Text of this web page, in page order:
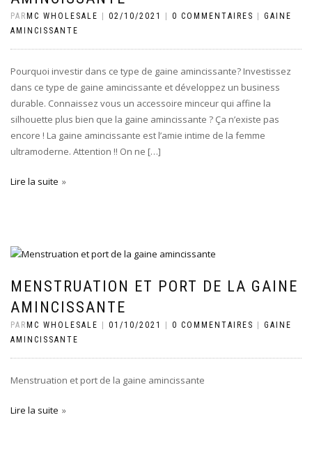
PAR MC WHOLESALE 02/10/2021 0 COMMENTAIRES
GAINE
AMINCISSANTE
Pourquoi investir dans ce type de gaine amincissante? Investissez
dans ce type de gaine amincissante et développez un business
durable. Connaissez vous un accessoire minceur qui affine la
silhouette plus bien que la gaine amincissante ? Ça n’existe pas
encore ! La gaine amincissante est l’amie intime de la femme
ultramoderne. Attention !! On ne […]
Lire la suite
MENSTRUATION ET PORT DE LA GAINE
AMINCISSANTE
PAR MC WHOLESALE 01/10/2021 0 COMMENTAIRES
GAINE
AMINCISSANTE
Menstruation et port de la gaine amincissante
Lire la suite